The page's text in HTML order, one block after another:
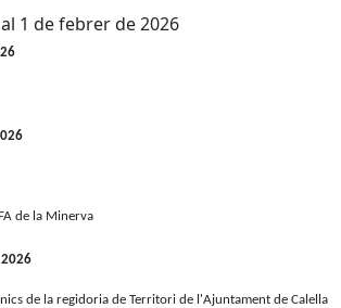
1 de febrer de 2026
de la Minerva
de la regidoria de Territori de l'Ajuntament de Calella